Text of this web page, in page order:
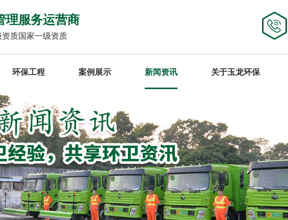
理服务运营商
质国家一级资质
环保工程 案例展示 新闻资讯 关于玉龙环保